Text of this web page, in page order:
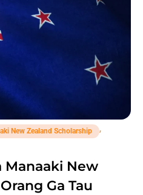
New Zealand Scholarship
,
Manaaki New
Ga Tau